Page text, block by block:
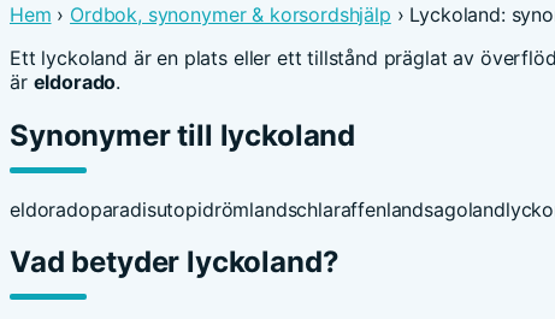
Hem › Ordbok, synonymer & korsordshjälp › Lyckoland:
Ett lyckoland är en plats eller ett tillstånd präglat av
är eldorado.
Synonymer till lyckoland
eldoradoparadisutopidrömlandschlaraffenlandsagoland
Vad betyder lyckoland?